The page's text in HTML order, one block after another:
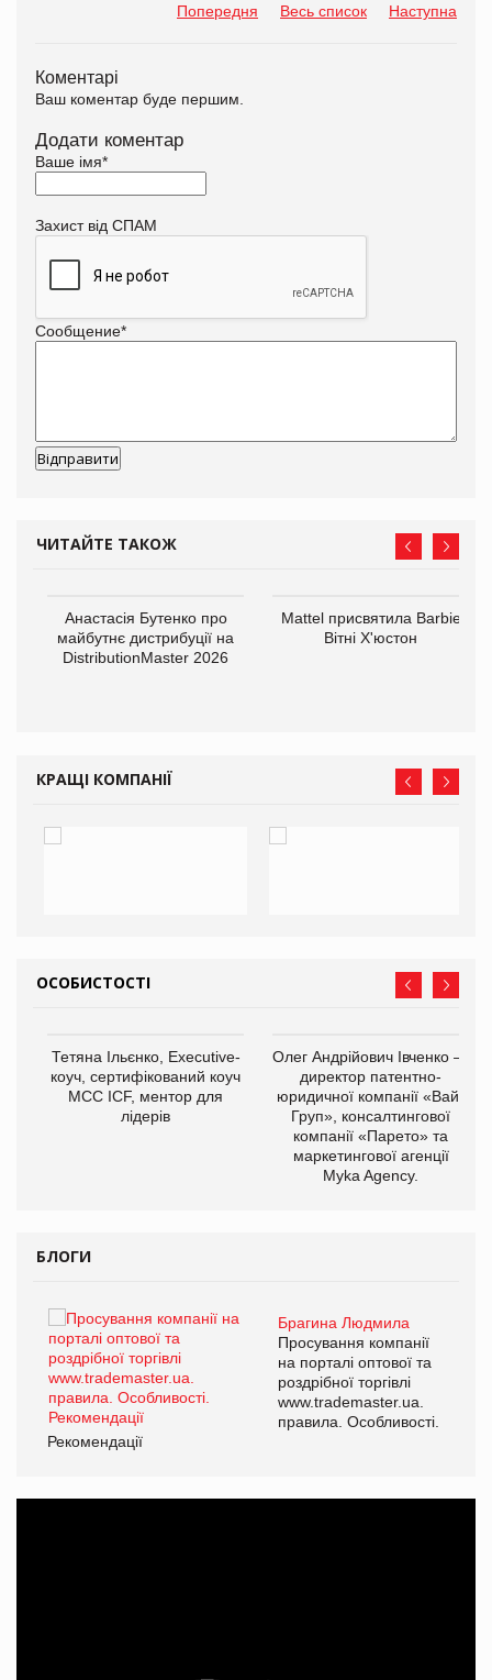
Попередня Весь список Наступна
Коментарі
Ваш коментар буде першим.
Додати коментар
Ваше імя*
Захист від СПАМ
Сообщение*
ЧИТАЙТЕ ТАКОЖ
Анастасія Бутенко про
майбутнє дистрибуції на
DistributionMaster 2026
Mattel присвятила Barbie
Вітні Х'юстон
КРАЩІ КОМПАНІЇ
ОСОБИСТОСТІ
Тетяна Ільєнко, Executive-
коуч, сертифікований коуч
МСС ICF, ментор для
лідерів
Олег Андрійович Івченко —
директор патентно-
юридичної компанії «Вайз
Груп», консалтингової
компанії «Парето» та
маркетингової агенції
Myka Agency.
БЛОГИ
Брагина Людмила
Просування компанії
на порталі оптової та
роздрібної торгівлі
www.trademaster.ua.
правила. Особливості.
Рекомендації